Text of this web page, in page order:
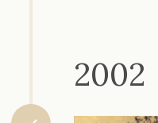
2002